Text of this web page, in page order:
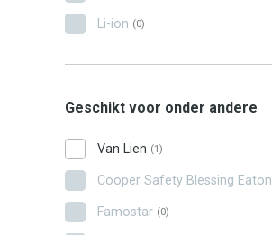
Li-ion (0)
Geschikt voor onder andere
Van Lien (1)
Cooper Safety Blessing Eaton
Famostar (0)